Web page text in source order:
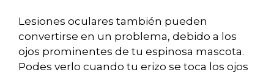
Lesiones oculares también pueden
convertirse en un problema, debido a los
ojos prominentes de tu espinosa mascota.
Podes verlo cuando tu erizo se toca los ojos